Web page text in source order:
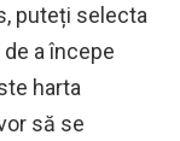
puteți selecta
a începe
harta
să se